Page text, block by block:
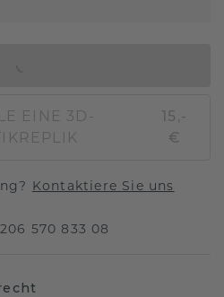
EINE 3D-
15,-
€
Kontaktiere Sie uns
570 833 08